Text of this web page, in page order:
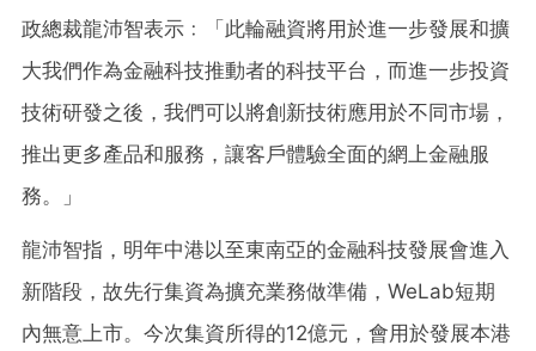
政總裁龍沛智表示﹕「此輪融資將用於進一步發展和擴
大我們作為金融科技推動者的科技平台，而進一步投資
技術研發之後，我們可以將創新技術應用於不同市場，
推出更多產品和服務，讓客戶體驗全面的網上金融服
務。」
龍沛智指，明年中港以至東南亞的金融科技發展會進入
新階段，故先行集資為擴充業務做準備，WeLab短期
內無意上市。今次集資所得的12億元，會用於發展本港